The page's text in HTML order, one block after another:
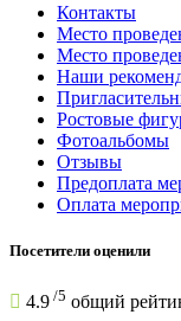
Контакты
Место
Место
Наши
Ростовые
Фотоальбомы
Отзывы
Предоплата
Оплата
Посетители оценили
4.9 /5 общий